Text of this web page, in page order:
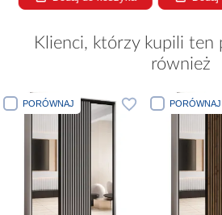
Klienci, którzy kupili ten
również
PORÓWNAJ PORÓWNAJ